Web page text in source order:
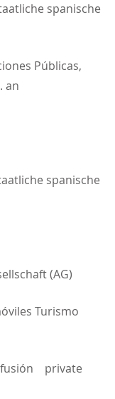
spanische
Públicas,
an
spanische
(AG)
Turismo
private